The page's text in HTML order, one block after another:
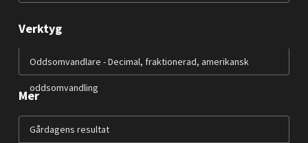
Verktyg
Oddsomvandlare - Decimal, fraktionerad, amerikansk
oddsomvandling
Mer
Gårdagens resultat